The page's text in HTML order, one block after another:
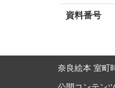
資料番号
奈良絵本 室町